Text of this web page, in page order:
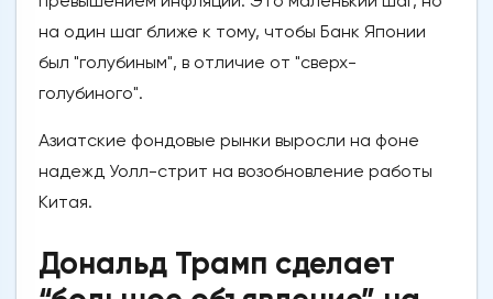
на один шаг ближе к тому, чтобы Банк Японии
был "голубиным", в отличие от "сверх-
голубиного".
Азиатские фондовые рынки выросли на фоне
надежд Уолл-стрит на возобновление работы
Китая.
Дональд Трамп сделает